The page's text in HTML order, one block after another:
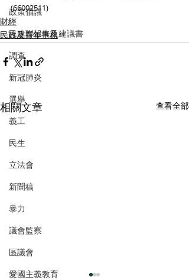
政策倡議
民建聯報告及建議書
調查
新冠肺炎
選舉
義工
民生
立法會
新聞稿
暴力
議會監察
區議會
愛國主義教育
(66002511)
財經
民政及青年事務
相關文章 查看全部